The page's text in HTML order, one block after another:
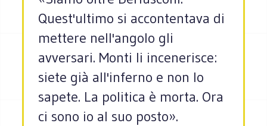
Quest'ultimo si accontentava di
mettere nell'angolo gli
avversari. Monti li incenerisce:
siete già all'inferno e non lo
sapete. La politica è morta. Ora
ci sono io al suo posto».